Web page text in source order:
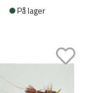
På lager